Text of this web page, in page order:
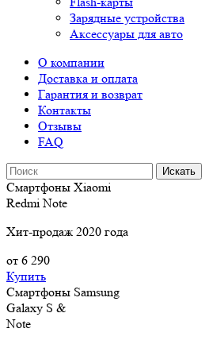
Зарядные устройства
Аксессуары для авто
О компании
Доставка и оплата
Гарантия и возврат
Контакты
Отзывы
FAQ
Смартфоны Xiaomi
Redmi Note
Хит-продаж 2020 года
от 6 290
Купить
Смартфоны Samsung
Galaxy S &
Note